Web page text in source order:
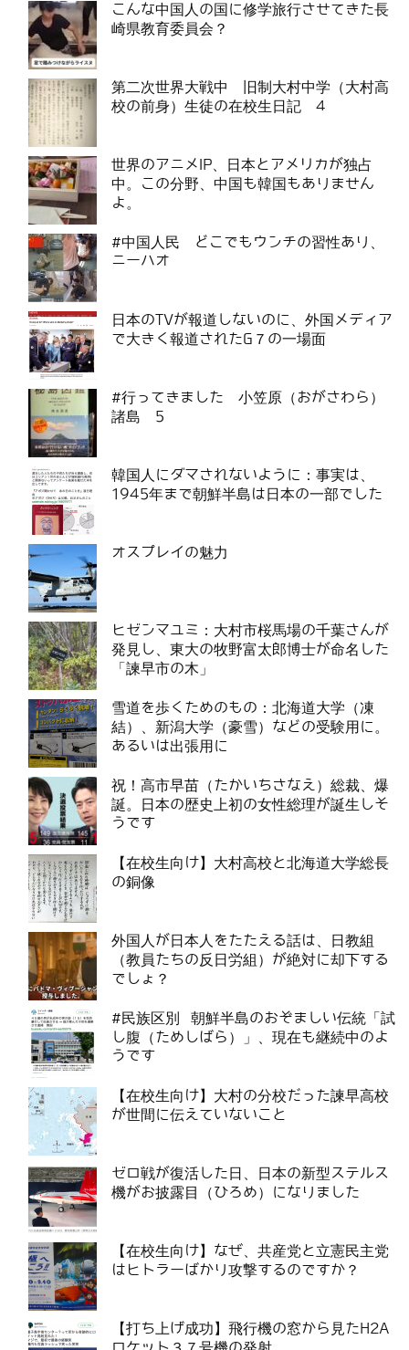
こんな中国人の国に修学旅行させてきた長
崎県教育委員会？
第二次世界大戦中 旧制大村中学（大村高
校の前身）生徒の在校生日記 4
世界のアニメIP、日本とアメリカが独占
中。この分野、中国も韓国もありません
よ。
#中国人民 どこでもウンチの習性あり、
ニーハオ
日本のTVが報道しないのに、外国メディア
で大きく報道されたG７の一場面
#行ってきました 小笠原（おがさわら）
諸島 5
韓国人にダマされないように：事実は、
1945年まで朝鮮半島は日本の一部でした
オスプレイの魅力
ヒゼンマユミ：大村市桜馬場の千葉さんが
発見し、東大の牧野富太郎博士が命名した
「諫早市の木」
雪道を歩くためのもの：北海道大学（凍
結）、新潟大学（豪雪）などの受験用に。
あるいは出張用に
祝！高市早苗（たかいちさなえ）総裁、爆
誕。日本の歴史上初の女性総理が誕生しそ
うです
【在校生向け】大村高校と北海道大学総長
の銅像
外国人が日本人をたたえる話は、日教組
（教員たちの反日労組）が絶対に却下する
でしょ？
#民族区別 朝鮮半島のおぞましい伝統「試
し腹（ためしばら）」、現在も継続中のよ
うです
【在校生向け】大村の分校だった諫早高校
が世間に伝えていないこと
ゼロ戦が復活した日、日本の新型ステルス
機がお披露目（ひろめ）になりました
【在校生向け】なぜ、共産党と立憲民主党
はヒトラーばかり攻撃するのですか？
【打ち上げ成功】飛行機の窓から見たH2A